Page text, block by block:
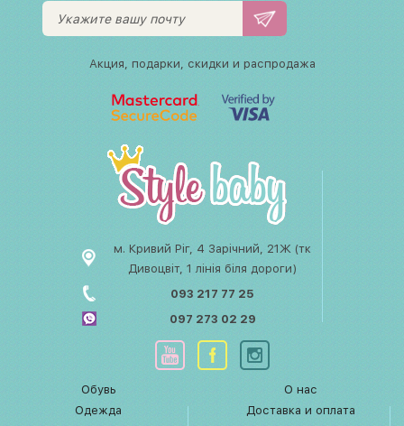
Акция, подарки, скидки и распродажа
м. Кривий Ріг, 4 Зарічний, 21Ж (тк
Дивоцвіт, 1 лінія біля дороги)
093 217 77 25
097 273 02 29
Обувь
Одежда
О нас
Доставка и оплата